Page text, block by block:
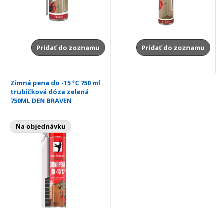
Pridať do zoznamu Pridať do zoznamu
Zimná pena do -15 °C 750 ml
trubičková dóza zelená
750ML DEN BRAVEN
Na objednávku